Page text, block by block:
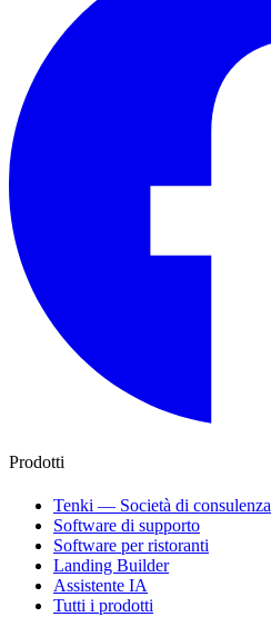
Prodotti
Tenki — Società di consulenza
Software di supporto
Software per ristoranti
Landing Builder
Assistente IA
Tutti i prodotti